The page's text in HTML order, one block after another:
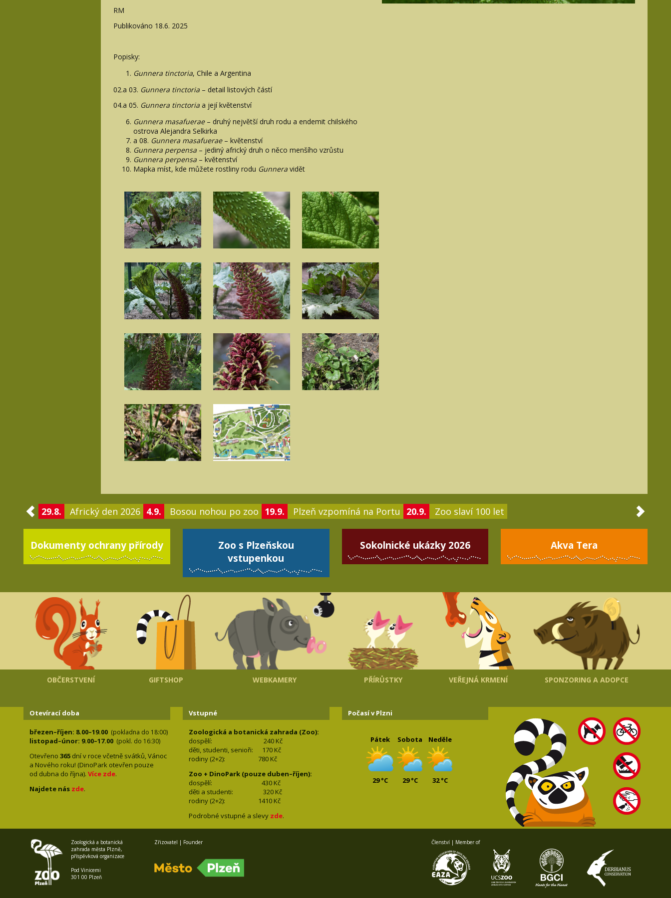
RM
Publikováno 18.6. 2025
Popisky:
Gunnera tinctoria, Chile a Argentina
02.a 03. Gunnera tinctoria – detail listových částí
04.a 05. Gunnera tinctoria a její květenství
Gunnera masafuerae– druhý největší druh rodu a endemit chilského
ostrova Alejandra Selkirka
a 08. Gunnera masafuerae– květenství
Gunnera perpensa – jediný africký druh o něco menšího vzrůstu
Gunnera perpensa – květenství
Mapka míst, kde můžete rostliny rodu Gunnera vidět
29.8. Africký den 2026 4.9. Bosou nohou po zoo 19.9. Plzeň vzpomíná na Portu 20.9. Zoo slaví 100 let
Dokumenty ochrany přírody
Zoo s Plzeňskou
vstupenkou
Sokolnické ukázky 2026 Akva Tera
OBČERSTVENÍ GIFTSHOP WEBKAMERY PŘÍRŮSTKY VEŘEJNÁ KRMENÍ SPONZORING A ADOPCE
Otevírací doba
březen–říjen: 8.00–19.00 (pokladna do 18:00)
listopad–únor: 9.00–17.00 (pokl. do 16:30)
Otevřeno 365 dní v roce včetně svátků, Vánoc
a Nového roku! (DinoPark otevřen pouze
od dubna do října). Více zde.
Najdete nás zde.
Vstupné
Zoologická a botanická zahrada (Zoo):
dospělí:
240 Kč
děti, studenti, senioři: 170Kč
rodiny (2+2): 780Kč
Zoo + DinoPark (pouze duben–říjen):
dospělí: 430Kč
děti a studenti: 320 Kč
rodiny (2+2): 1410 Kč
Podrobné vstupné a slevy zde.
Počasí v Plzni
Pátek
29 °C
Sobota
29 °C
Neděle
32 °C
Zoologická a botanická
zahrada města Plzně,
příspěvková organizace
Pod Vinicemi
301 00 Plzeň
Zřizovatel | Founder Členství | Member of